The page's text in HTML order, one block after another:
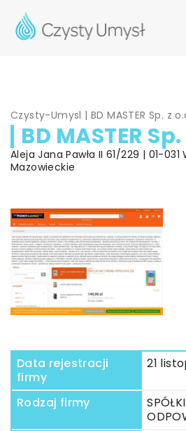
Czysty-Umysl |BD MASTER Sp. z
BD MASTER
Aleja Jana Pawła II 61/229 | 01-031
Mazowieckie
Data rejestracji
firmy
21
Rodzaj firmy